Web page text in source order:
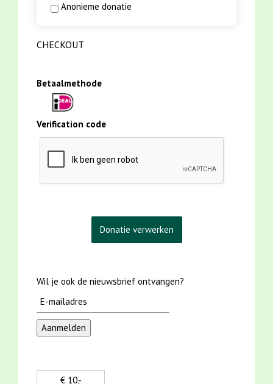
Anonieme donatie
CHECKOUT
Betaalmethode
Verification code
Wil je ook de nieuwsbrief ontvangen?
€ 10,-